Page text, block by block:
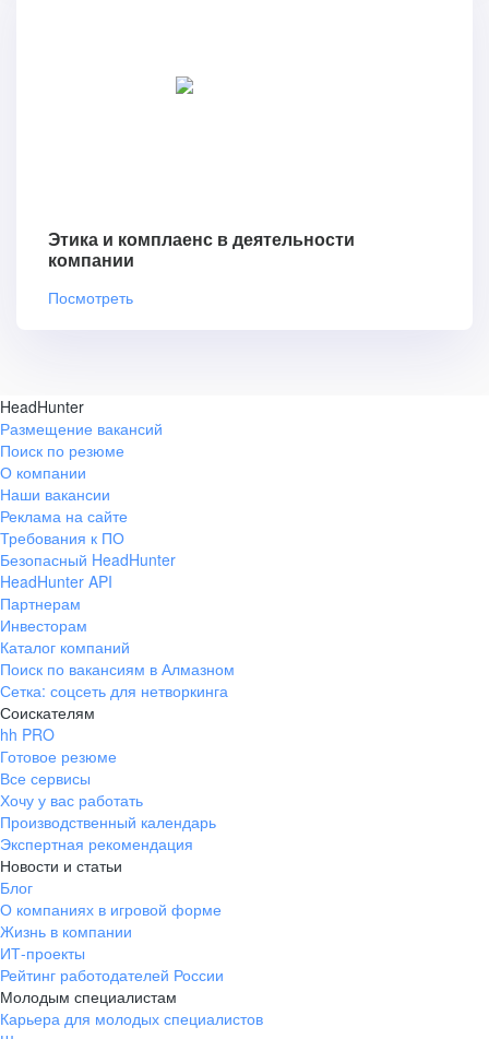
Этика и комплаенс в деятельности
компании
Посмотреть
HeadHunter
Размещение вакансий
Поиск по резюме
О компании
Наши вакансии
Реклама на сайте
Требования к ПО
Безопасный HeadHunter
HeadHunter API
Партнерам
Инвесторам
Каталог компаний
Поиск по вакансиям в Алмазном
Сетка: соцсеть для нетворкинга
Соискателям
hh PRO
Готовое резюме
Все сервисы
Хочу у вас работать
Производственный календарь
Экспертная рекомендация
Новости и статьи
Блог
О компаниях в игровой форме
Жизнь в компании
ИТ-проекты
Рейтинг работодателей России
Молодым специалистам
Карьера для молодых специалистов